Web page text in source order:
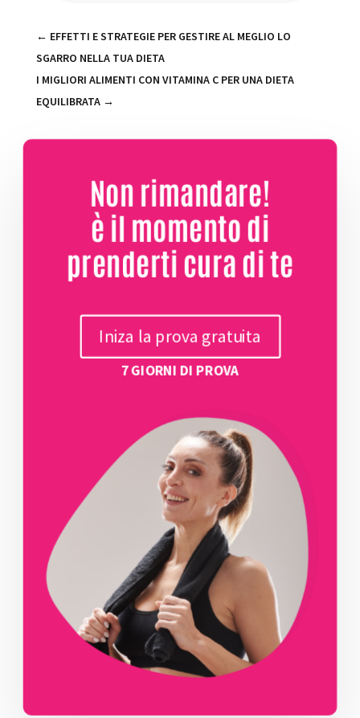
← EFFETTI E STRATEGIE PER GESTIRE AL MEGLIO LO
SGARRO NELLA TUA DIETA
I MIGLIORI ALIMENTI CON VITAMINA C PER UNA DIETA
EQUILIBRATA→
Non rimandare!
è il momento di
prenderti cura di te
Iniza la prova gratuita
7 GIORNI DI PROVA